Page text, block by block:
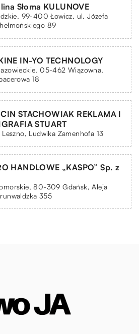
Słoma KULUNOVE
99-400 Łowicz, ul. Józefa
89
IN-YO TECHNOLOGY
05-462 Wiązowna,
18
STACHOWIAK REKLAMA I
STUART
Ludwika Zamenhofa 13
HANDLOWE „KASPO” Sp. z
80-309 Gdańsk, Aleja
355